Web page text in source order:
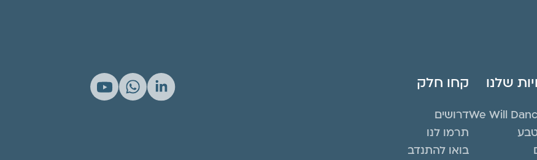
שלנו
We Will
קחו חלק
דרושים
תרמו לנו
בואו להתנדב